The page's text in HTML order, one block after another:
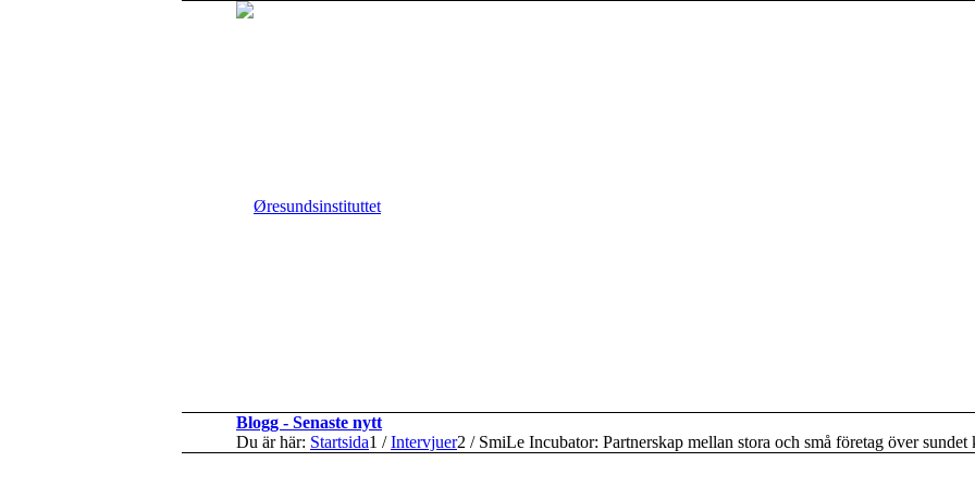
Blogg - Senaste nytt
Du är här: Startsida1 / Intervjuer2 / SmiLe Incubator: Partnerskap mellan stora och små företag över sundet